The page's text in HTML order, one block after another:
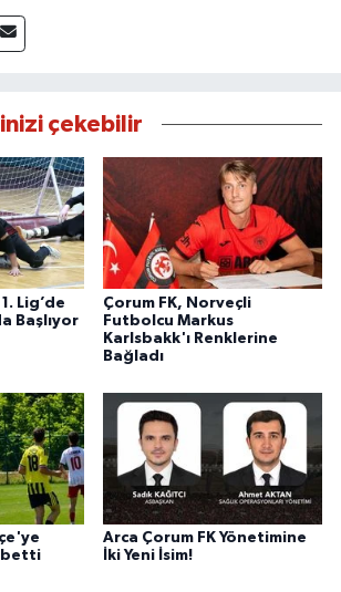
çekebilir
Lig’de
Başlıyor
Çorum FK, Norveçli
Futbolcu Markus
Karlsbakk'ı Renklerine
Bağladı
Arca Çorum FK Yönetimine
İki Yeni İsim!